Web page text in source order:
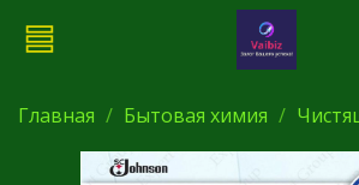
Главная Бытовая химия